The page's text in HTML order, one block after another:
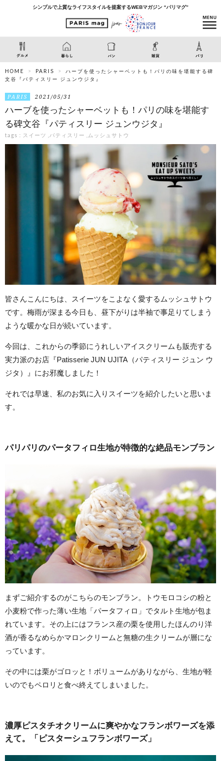
シンプルで上質なライフスタイルを提案するWEBマガジン “パリマグ”
HOME PARIS
ハーブを使ったシャーベットも！パリの味を堪能する碑
文谷『パティスリー ジュンウジタ』
PARIS 2021/05/31
ハーブを使ったシャーベットも！パリの味を堪能す
る碑文谷『パティスリー ジュンウジタ』
tags : スイーツ パティスリー ムッシュサトウ
皆さんこんにちは、スイーツをこよなく愛するムッシュサトウ
です。梅雨が深まる今日も、昼下がりは半袖で事足りてしまう
ような暖かな日が続いています。
今回は、これからの季節にうれしいアイスクリームも販売する
実力派のお店『Patisserie JUN UJITA（パティスリー ジュン ウ
ジタ）』にお邪魔しました！
それでは早速、私のお気に入りスイーツを紹介したいと思いま
す。
パリパリのパータフィロ生地が特徴的な絶品モンブラン
まずご紹介するのがこちらのモンブラン。トウモロコシの粉と
小麦粉で作った薄い生地「パータフィロ」でタルト生地が包ま
れています。その上にはフランス産の栗を使用したほんのり洋
酒が香るなめらかマロンクリームと無糖の生クリームが層にな
っています。
その中には栗がゴロッと！ボリュームがありながら、生地が軽
いのでもペロリと食べ終えてしまいました。
濃厚ピスタチオクリームに爽やかなフランボワーズを添
えて。「ピスターシュフランボワーズ」